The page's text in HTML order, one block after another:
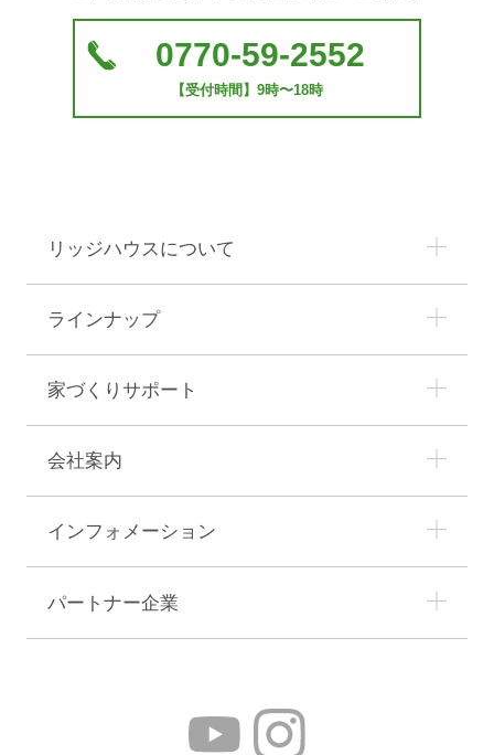
0770-59-2552
【受付時間】9時〜18時
リッジハウスについて
ラインナップ
家づくりサポート
会社案内
インフォメーション
パートナー企業